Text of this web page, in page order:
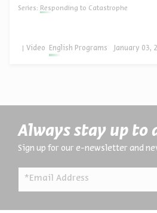
Series: Responding to Catastrophe
English Programs
Video January 03,
Always stay up to
Sign up for our e-newsletter and
*Email Address